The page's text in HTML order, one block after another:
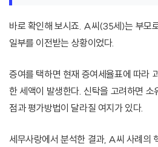
바로 확인해 보시죠. A씨(35세)는 부모
일부를 이전받는 상황이었다.
증여를 택하면 현재 증여세율표에 따라
한 세액이 발생한다. 신탁을 고려하면 소
점과 평가방법이 달라질 여지가 있다.
세무사랑에서 분석한 결과, A씨 사례의